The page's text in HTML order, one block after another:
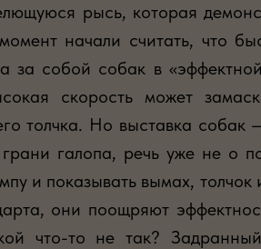
рысь, которая
начали считать, что
за собой собак в
скорость может
толчка. Но выставка собак
галопа, речь уже не о
и показывать вымах, толчок
они поощряют
что-то не так?